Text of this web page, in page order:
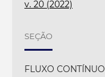
v. 20 (2022)
SEÇÃO
FLUXO CONTÍNUO